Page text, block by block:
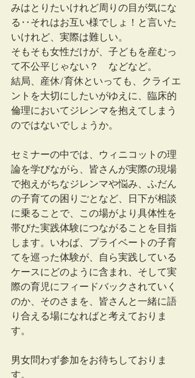
みはとりたいけれど周りの目が気にな
る‥それはお互い様でしょ！と言いた
いけれど、実際は難しい。
そもそも女性だけが、子どもを産むっ
て不公平じゃない？　などなど。
結局、産休/育休といっても、クライエ
ントを大切にしたいがゆえに、臨床的
倫理においてジレンマを抱えてしまう
のではないでしょうか。
セミナーの中では、ウィニコットの理
論を学びながら、皆さんが実際の現場
で抱えがちなジレンマや悩み、ふだん
の子育ての困りごとなど、日下が相談
に乗ることで、この場がより具体性を
帯びた実践体験につながることを目指
します。いわば、プライベートの子育
てを巡った体験が、自ら実践している
ケースにどのように含まれ、そして実
際の育児にフィードバックされていく
のか、そのさまを、皆さんと一緒に語
り合える場になればと考えておりま
す。
男女問わず参加をお待ちしておりま
す。